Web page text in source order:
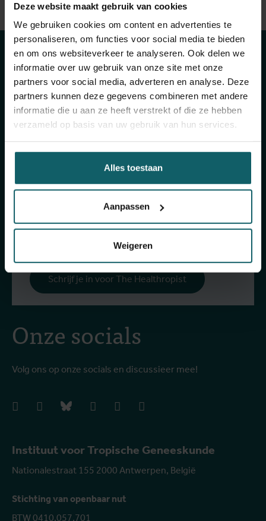
Deze website maakt gebruik van cookies
We gebruiken cookies om content en advertenties te
personaliseren, om functies voor social media te bieden
en om ons websiteverkeer te analyseren. Ook delen we
informatie over uw gebruik van onze site met onze
partners voor social media, adverteren en analyse. Deze
partners kunnen deze gegevens combineren met andere
informatie die u aan ze heeft verstrekt of die ze hebben
verzameld op basis van uw gebruik van hun services.
Alles toestaan
Aanpassen
Weigeren
View full fingerprint
Bekijk volledige lijst met projecten
Instituut voor Tropische Geneeskunde
Nationalestraat 155 2000 Antwerpen, België
Stichting van openbaar nut
BTW 0410.057.701
Onze socials
Volg ons op onze socials en discussieer mee!
facebookinstagrambluesky linkedIn youtube
Blijf op de hoogte
van onze
activiteiten
Schrijf je in voor onze algemene nieuwsbrief en
The Healthropist, onze nieuwsbrief
fondsenwerving, om (twee)maandelijkse updates
te ontvangen over ons onderzoek, projecten,
inzichten, aankomende evenementen,
opleidingen, en nog veel meer!
Schrijf je in voor onze algemene
nieuwsbrief
Schrijf je in voor The Healthropist